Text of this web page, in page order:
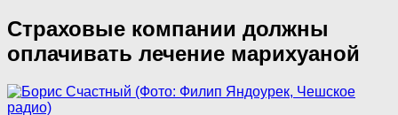
Страховые компании должны
оплачивать лечение марихуаной